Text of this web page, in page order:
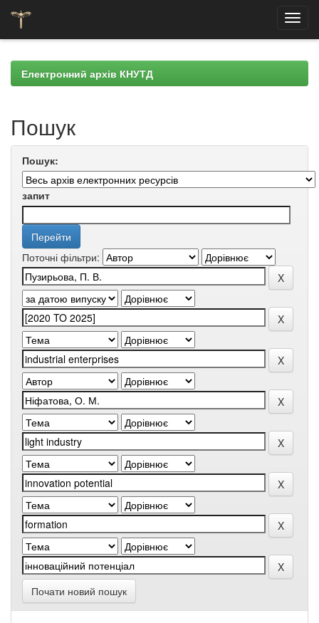
navigationЕлектронний архів КНУТД
Пошук
Пошук:
запит
Поточні фільтри:
Почати новий пошук